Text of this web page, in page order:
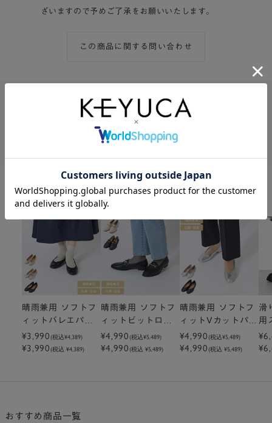
ざいますので予めご了承をお願いいたします。
この商品に関する問い合わせ
この商品をシェアする
Facebook
関連商品
晴雨兼用 ソフトフ
ィットバレエパン
プス
¥3,990(税込¥4,389)
¥3,990(税込 ¥4,389)
晴雨兼用 ソフトフ
ィットビットロー
ファー
¥4,990(税込¥5,489)
¥4,990(税込 ¥5,489)
晴雨兼用 ソフトフ
ィットVカットパン
プス
¥4,990(税込¥5,489)
¥4,990(税込 ¥5,489)
滑
用
ツ
おすすめ商品一覧